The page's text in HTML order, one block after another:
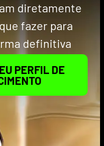
diretamente
fazer para
definitiva
PERFIL DE